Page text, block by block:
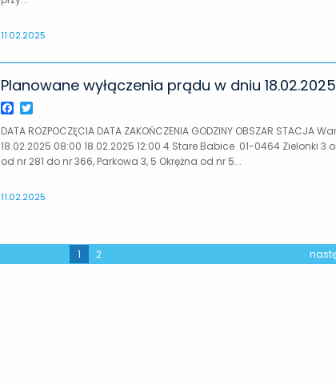
11.02.2025
Planowane wyłączenia prądu w dniu 18.02.2025
Facebook
DATA ROZPOCZĘCIA DATA ZAKOŃCZENIA GODZINY OBSZAR STACJA
18.02.2025 08:00 18.02.2025 12:00 4 Stare Babice 01-0464 Zielonki 3
od nr 281 do nr 366, Parkowa 3, 5 Okrężna od nr 5...
11.02.2025
1 2